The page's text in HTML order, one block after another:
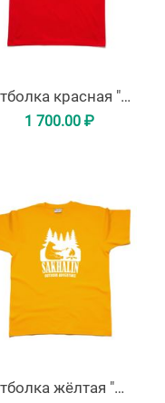
Футболка красная "Медведь с сосиской"
1 700.00 ₽
Футболка жёлтая "Медведь с сосиской"